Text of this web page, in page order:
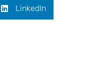
LinkedIn